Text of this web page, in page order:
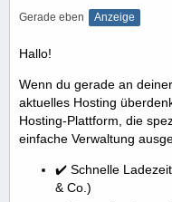
Gerade eben Anzeige
Hallo!
Wenn du gerade an
aktuelles Hosting
Hosting-Plattform, die
einfache Verwaltung
✔️ Schnelle
& Co.)